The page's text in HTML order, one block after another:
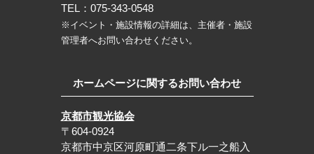
TEL：075-343-0548
※イベント・施設情報の詳細は、主催者・施設
管理者へお問い合わせください。
ホームページに関するお問い合わせ
京都市観光協会
〒604-0924
京都市中京区河原町通二条下ル一之船入